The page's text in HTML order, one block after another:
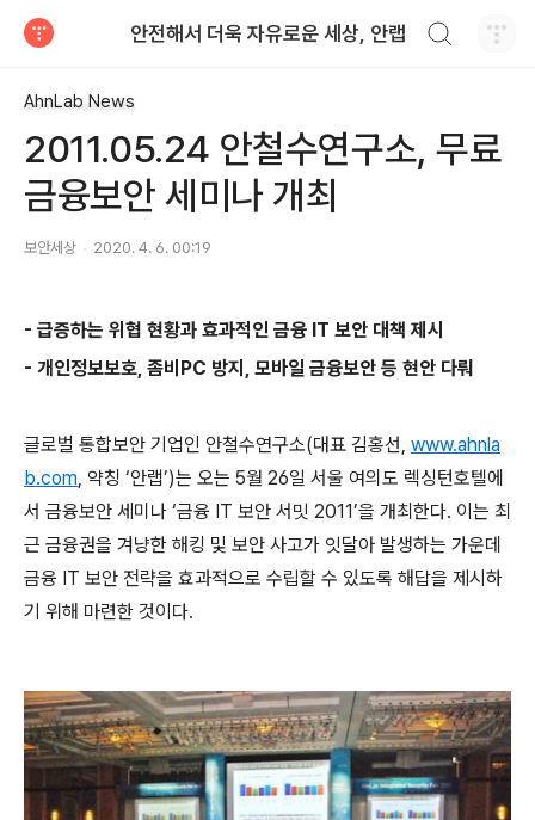
안전해서 더욱 자유로운 세상, 안랩
AhnLab News
2011.05.24 안철수연구소, 무료
금융보안 세미나 개최
보안세상 2020. 4. 6. 00:19
- 급증하는 위협 현황과 효과적인 금융 IT 보안 대책 제시
- 개인정보보호, 좀비 PC 방지 , 모바일 금융보안 등 현안 다뤄
글로벌 통합보안 기업인 안철수연구소(대표 김홍선, www.ahnla
b.com, 약칭 ‘안랩’)는 오는 5월 26일 서울 여의도 렉싱턴호텔에
서 금융보안 세미나 ‘금융 IT 보안 서밋 2011’을 개최한다. 이는 최
근 금융권을 겨냥한 해킹 및 보안 사고가 잇달아 발생하는 가운데
금융 IT 보안 전략을 효과적으로 수립할 수 있도록 해답을 제시하
기 위해 마련한 것이다.